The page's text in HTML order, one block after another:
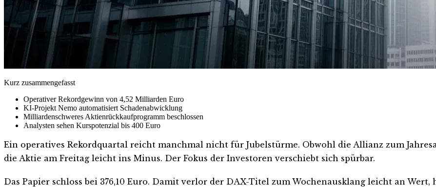
Kurz zusammengefasst
Operativer Rekordgewinn von 4,52 Milliarden Euro
KI-Projekt Nemo automatisiert Schadenabwicklung
Milliardenschweres Aktienrückkaufprogramm beschlossen
Analysten sehen Kurspotenzial bis 400 Euro
Ein operatives Rekordquartal reicht manchmal nicht für Jubelstürme. Obwohl die Allianz zum
die Aktie am Freitag leicht ins Minus. Der Fokus der Investoren verschiebt sich spürbar.
Das Papier schloss bei 376,10 Euro. Damit verlor der DAX-Titel zum Wochenausklang leicht an